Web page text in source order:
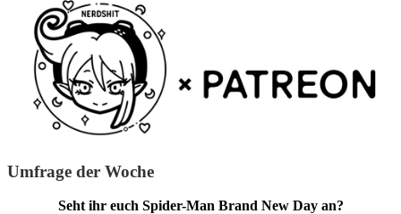
Umfrage der Woche
Seht ihr euch Spider-Man Brand New Day an?